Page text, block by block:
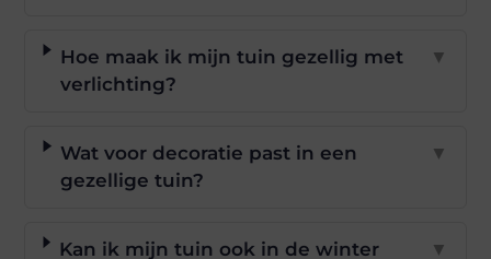
Hoe maak ik mijn tuin gezellig met
verlichting?
▼
Wat voor decoratie past in een
gezellige tuin?
▼
Kan ik mijn tuin ook in de winter
▼